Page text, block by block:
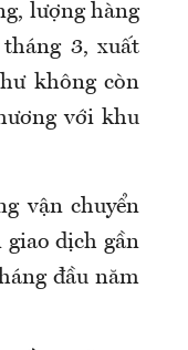
lượng hàng
3, xuất
không còn
với khu
vận chuyển
giao dịch gần
đầu năm